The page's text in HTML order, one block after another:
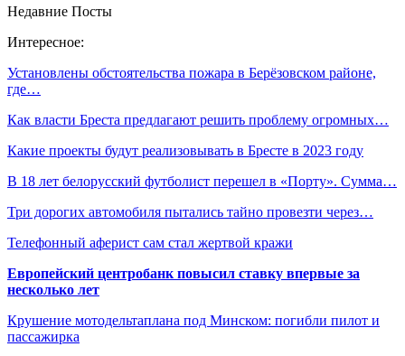
Недавние Посты
Интересное:
Установлены обстоятельства пожара в Берёзовском районе,
где…
Как власти Бреста предлагают решить проблему огромных…
Какие проекты будут реализовывать в Бресте в 2023 году
В 18 лет белорусский футболист перешел в «Порту». Сумма…
Три дорогих автомобиля пытались тайно провезти через…
Телефонный аферист сам стал жертвой кражи
Европейский центробанк повысил ставку впервые за
несколько лет
Крушение мотодельтаплана под Минском: погибли пилот и
пассажирка